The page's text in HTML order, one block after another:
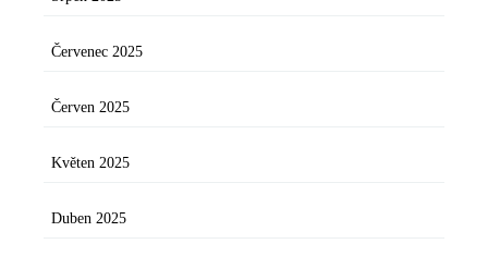
Červenec 2025
Červen 2025
Květen 2025
Duben 2025